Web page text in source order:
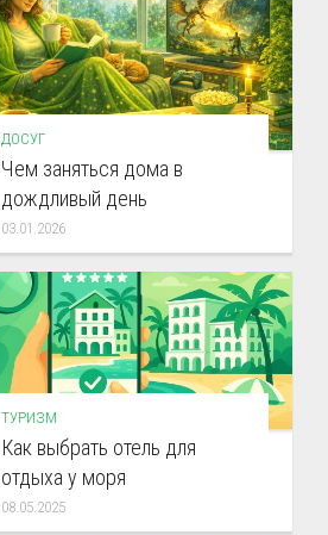
ДОСУГ
Чем заняться дома в
дождливый день
03.01.2026
ТУРИЗМ
Как выбрать отель для
отдыха у моря
08.05.2025